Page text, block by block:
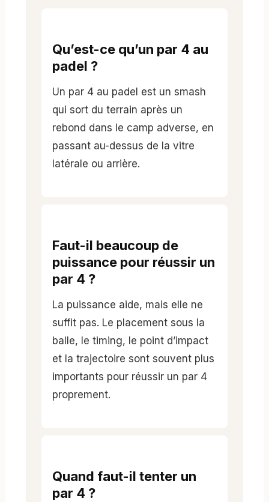
Qu’est-ce qu’un par 4 au
padel ?
Un par 4 au padel est un smash
qui sort du terrain après un
rebond dans le camp adverse, en
passant au-dessus de la vitre
latérale ou arrière.
Faut-il beaucoup de
puissance pour réussir un
par 4 ?
La puissance aide, mais elle ne
suffit pas. Le placement sous la
balle, le timing, le point d’impact
et la trajectoire sont souvent plus
importants pour réussir un par 4
proprement.
Quand faut-il tenter un
par 4 ?